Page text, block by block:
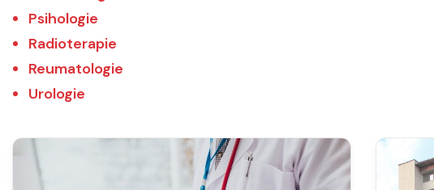
Psihologie
Radioterapie
Reumatologie
Urologie